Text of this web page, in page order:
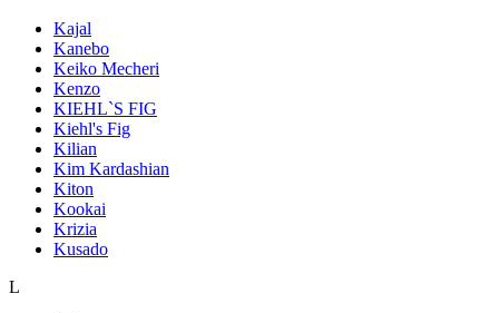
Kajal
Kanebo
Keiko Mecheri
Kenzo
KIEHL`S FIG
Kiehl's Fig
Kilian
Kim Kardashian
Kiton
Kookai
Krizia
Kusado
L